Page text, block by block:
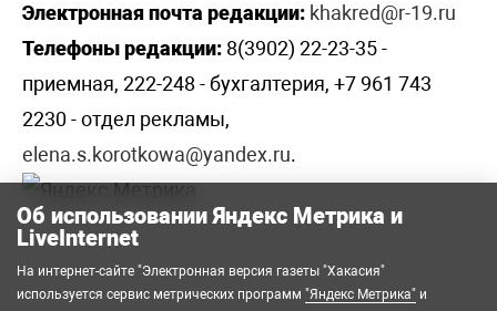
Электронная почта редакции: khakred@r-19.ru
Телефоны редакции: 8(3902) 22-23-35 -
приемная, 222-248 - бухгалтерия, +7 961 743
2230 - отдел рекламы,
elena.s.korotkowa@yandex.ru.
Об использовании Яндекс Метрика и
LiveInternet
На интернет-сайте "Электронная версия газеты "Хакасия"
используется сервис метрических программ "Яндекс Метрика" и